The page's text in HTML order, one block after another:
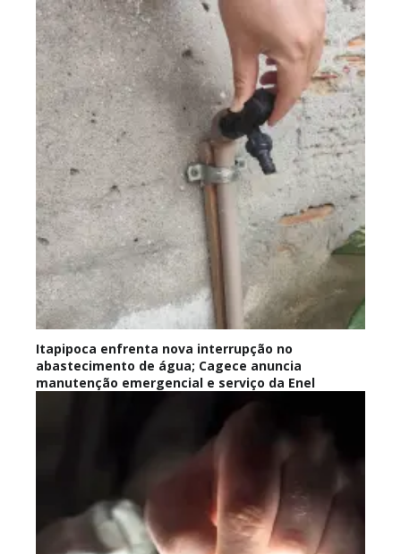
Itapipoca enfrenta nova interrupção no
abastecimento de água; Cagece anuncia
manutenção emergencial e serviço da Enel